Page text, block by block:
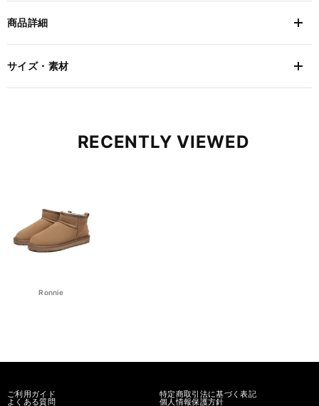
商品詳細
サイズ・素材
RECENTLY VIEWED
Ronnie
ご利用ガイド
よくある質問
特定商取引法に基づく表記
個人情報保護方針